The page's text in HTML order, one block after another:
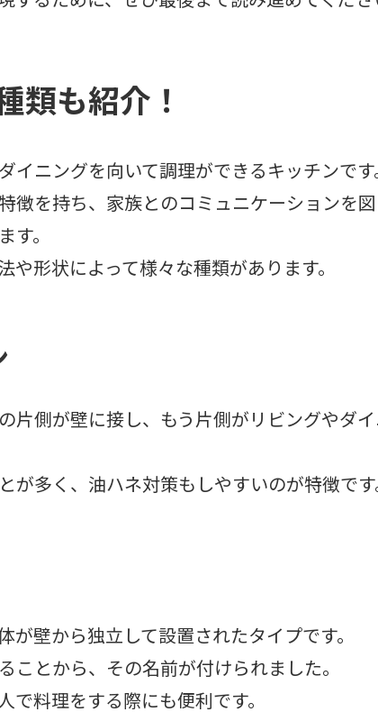
類も紹介！
イニングを向いて調理ができるキッチンです
徴を持ち、家族とのコミュニケーションを図
す。
形状によって様々な種類があります。
片側が壁に接し、もう片側がリビングやダ
多く、油ハネ対策もしやすいのが特徴です
壁から独立して設置されたタイプです。
ことから、その名前が付けられました。
料理をする際にも便利です。